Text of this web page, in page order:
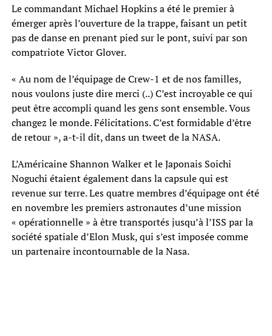
Le commandant Michael Hopkins a été le premier à
émerger après l’ouverture de la trappe, faisant un petit
pas de danse en prenant pied sur le pont, suivi par son
compatriote Victor Glover.
« Au nom de l’équipage de Crew-1 et de nos familles,
nous voulons juste dire merci (..) C’est incroyable ce qui
peut être accompli quand les gens sont ensemble. Vous
changez le monde. Félicitations. C’est formidable d’être
de retour », a-t-il dit, dans un tweet de la NASA.
L’Américaine Shannon Walker et le Japonais Soichi
Noguchi étaient également dans la capsule qui est
revenue sur terre. Les quatre membres d’équipage ont été
en novembre les premiers astronautes d’une mission
« opérationnelle » à être transportés jusqu’à l’ISS par la
société spatiale d’Elon Musk, qui s’est imposée comme
un partenaire incontournable de la Nasa.